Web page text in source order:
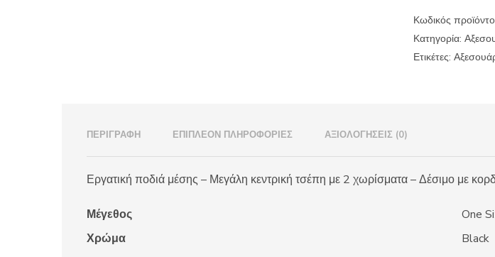
Κωδικός
Κατηγορία:
Ετικέτες:
ΠΕΡΙΓΡΑΦΉ ΕΠΙΠΛΈΟΝ ΠΛΗΡΟΦΟΡΊΕΣ ΑΞΙΟΛΟΓΉΣΕΙΣ (0)
Εργατική ποδιά μέσης – Μεγάλη κεντρική τσέπη με 2 χωρίσματα – Δέσιμο με
Μέγεθος
One
Χρώμα
Black